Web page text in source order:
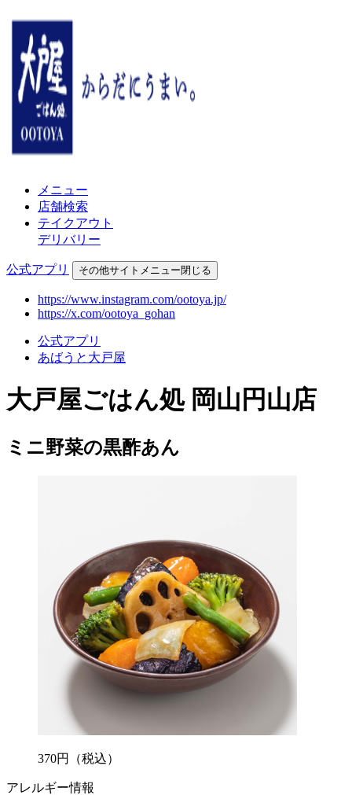
メニュー
店舗検索
テイクアウト
デリバリー
公式アプリ その他サイトメニュー閉じる
https://www.instagram.com/ootoya.jp/
https://x.com/ootoya_gohan
公式アプリ
あばうと大戸屋
大戸屋ごはん処 岡山円山店
ミニ野菜の黒酢あん
370円 （税込）
アレルギー情報